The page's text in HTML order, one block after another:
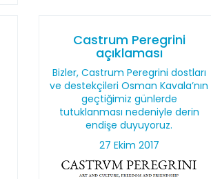
Castrum Peregrini
açıklaması
Bizler, Castrum Peregrini dostları
ve destekçileri Osman Kavala’nın
geçtiğimiz günlerde
tutuklanması nedeniyle derin
endişe duyuyoruz.
27 Ekim 2017